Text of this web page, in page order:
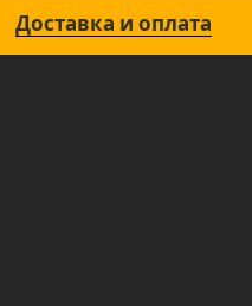
Доставка и оплата